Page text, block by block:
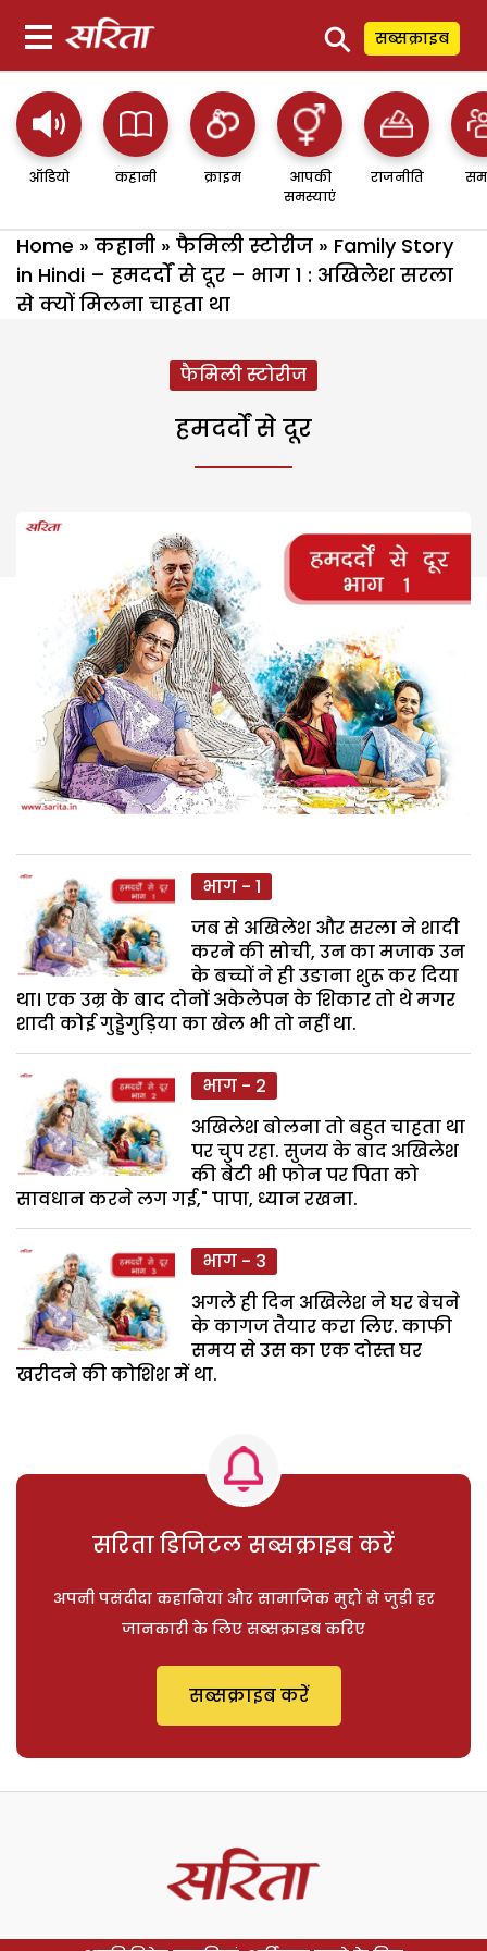
⚲ सब्सक्राइब
ऑडियो कहानी क्राइम
आपकी
समस्याएं
राजनीति
Home » कहानी » फैमिली स्टोरीज » Family Story
in Hindi – हमदर्दों से दूर – भाग 1 : अखिलेश सरला
से क्यों मिलना चाहता था
फैमिली स्टोरीज
हमदर्दों से दूर
भाग - 1
जब से अखिलेश और सरला ने शादी
करने की सोची, उन का मजाक उन
के बच्चों ने ही उङाना शुरू कर दिया
था। एक उम्र के बाद दोनों अकेलेपन के शिकार तो थे मगर
शादी कोई गुड्डेगुड़िया का खेल भी तो नहीं था.
भाग - 2
अखिलेश बोलना तो बहुत चाहता था
पर चुप रहा. सुजय के बाद अखिलेश
की बेटी भी फोन पर पिता को
सावधान करने लग गई," पापा, ध्यान रखना.
भाग - 3
अगले ही दिन अखिलेश ने घर बेचने
के कागज तैयार करा लिए. काफी
समय से उस का एक दोस्त घर
खरीदने की कोशिश में था.
सरिता डिजिटल सब्सक्राइब करें
अपनी पसंदीदा कहानियां और सामाजिक मुद्दों से जुड़ी हर
जानकारी के लिए सब्सक्राइब करिए
सब्सक्राइब करें